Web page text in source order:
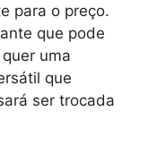
para o preço.
que pode
uma
que
ser trocada